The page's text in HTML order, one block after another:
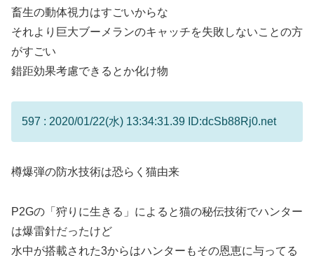
畜生の動体視力はすごいからな
それより巨大ブーメランのキャッチを失敗しないことの方
がすごい
錯距効果考慮できるとか化け物
597 : 2020/01/22(水) 13:34:31.39 ID:dcSb88Rj0.net
樽爆弾の防水技術は恐らく猫由来
P2Gの「狩りに生きる」によると猫の秘伝技術でハンター
は爆雷針だったけど
水中が搭載された3からはハンターもその恩恵に与ってる